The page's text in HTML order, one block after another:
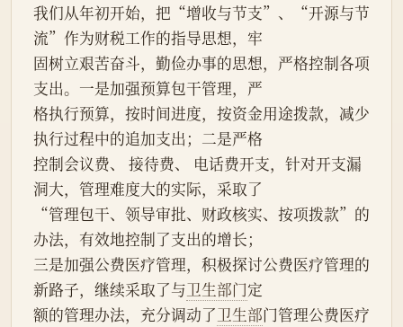
我们从年初开始，把“增收与节支”、“开源与节
流”作为财税工作的指导思想，牢
固树立艰苦奋斗，勤俭办事的思想，严格控制各项
支出。一是加强预算包干管理，严
格执行预算，按时间进度，按资金用途拨款，减少
执行过程中的追加支出；二是严格
控制会议费、 接待费、 电话费开支，针对开支漏
洞大，管理难度大的实际，采取了
“管理包干、领导审批、财政核实、按项拨款”的
办法，有效地控制了支出的增长；
三是加强公费医疗管理，积极探讨公费医疗管理的
新路子，继续采取了与卫生部门定
额的管理办法，充分调动了卫生部门管理公费医疗